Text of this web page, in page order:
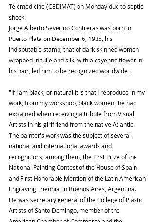
Telemedicine (CEDIMAT) on Monday due to septic
shock.
Jorge Alberto Severino Contreras was born in
Puerto Plata on December 6, 1935, his
indisputable stamp, that of dark-skinned women
wrapped in tulle and silk, with a cayenne flower in
his hair, led him to be recognized worldwide .
"If I am black, or natural it is that I reproduce in my
work, from my workshop, black women" he had
explained when receiving a tribute from Visual
Artists in his girlfriend from the native Atlantic.
The painter's work was the subject of several
national and international awards and
recognitions, among them, the First Prize of the
National Painting Contest of the House of Spain
and First Honorable Mention of the Latin American
Engraving Triennial in Buenos Aires, Argentina.
He was secretary general of the College of Plastic
Artists of Santo Domingo, member of the